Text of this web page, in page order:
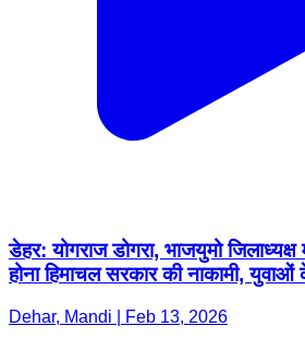
डेहर: योगराज डोगरा, भाजयुमो
होना हिमाचल सरकार की नाकामी, युवाओं
Dehar, Mandi | Feb 13, 2026